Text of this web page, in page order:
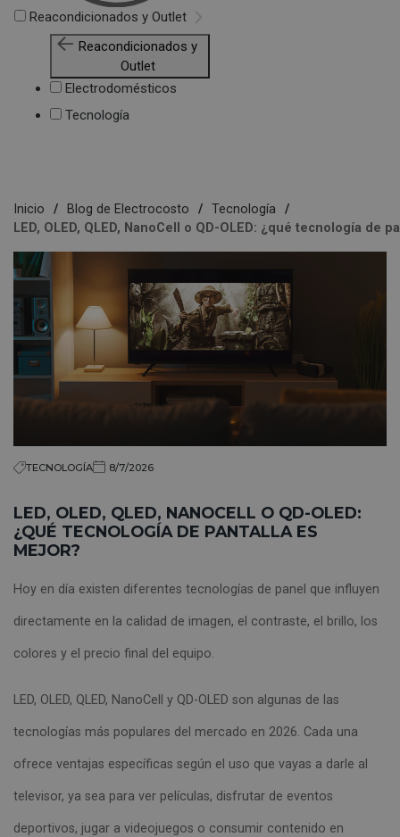
Reacondicionados y Outlet
Reacondicionados y
Outlet
Electrodomésticos
Tecnología
Inicio Blog de Electrocosto
Tecnología
LED, OLED, QLED, NanoCell o QD-OLED: ¿qué tecnología de
TECNOLOGÍA 8/7/2026
LED, OLED, QLED, NANOCELL O QD-OLED:
¿QUÉ TECNOLOGÍA DE PANTALLA ES
MEJOR?
Hoy en día existen diferentes tecnologías de panel que influyen
directamente en la calidad de imagen, el contraste, el brillo, los
colores y el precio final del equipo.
LED, OLED, QLED, NanoCell y QD-OLED son algunas de las
tecnologías más populares del mercado en 2026. Cada una
ofrece ventajas específicas según el uso que vayas a darle al
televisor, ya sea para ver películas, disfrutar de eventos
deportivos, jugar a videojuegos o consumir contenido en